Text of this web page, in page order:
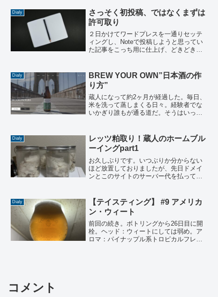
SafLager S-23。温度調節機能を持たない
発酵容器（簡単にい...
Dialy
さっそく初投稿、ではなくまずは
許可取り
２日かけてワードプレスを一通りセッテ
ィングし、Noteで投稿しようと思ってい
た記事をこっち用に仕上げ、どきどきし
と、やはり翻訳するのにも翻訳権という
ものがあり、勝手に翻...
Dialy
BREW YOUR OWN”日本酒の作
り方”
蔵人になって約2ヶ月が経過した。毎日、
米を洗って蒸しまくる日々。経験者でな
いかぎり誰もが通る道だ。そうはいって
している。今は清酒醸造技術という本、
いわゆる教科書を読んで...
Dialy
レッツ粕取り！蔵人のホームブル
ーイングpart1
お久しぶりです。いつぶりか分からない
ほど放置しておりましたが、先日ドメイ
ンとこのサイトのサーバー代を払ってし
私が働く酒蔵は酒粕が取り放題なので、2
種の粕取りを仕込んで...
Dialy
【テイスティング】 #9 アメリカ
ン・ウィート
前回の続き。ボトリングから26日目に開
栓。ヘッド：ウィートにしては弱め。ア
ロマ：パイナップル系トロピカルフレー
コメント